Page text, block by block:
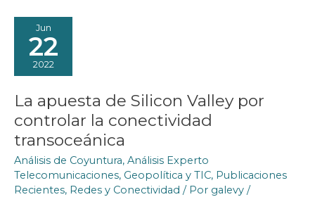
SOCIALES
Jun
22
2022
La apuesta de Silicon Valley por
controlar la conectividad
transoceánica
Análisis de Coyuntura, Análisis Experto
Telecomunicaciones, Geopolítica y TIC, Publicaciones
Recientes, Redes y Conectividad / Por galevy /